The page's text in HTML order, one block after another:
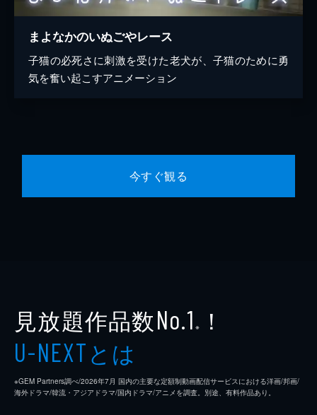
まよなかのいぬごやレース
子猫の必死さに刺激を受けた老犬が、子猫のために勇
気を奮い起こすアニメーション
今すぐ観る
見放題作品数No.1 ※ ！
U-NEXTとは
※GEM Partners調べ/2026年7⽉ 国内の主要な定額制動画配信サービスにおける洋画/邦画/
海外ドラマ/韓流・アジアドラマ/国内ドラマ/アニメを調査。別途、有料作品あり。